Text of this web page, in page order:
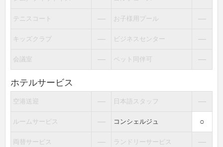
テニスコート ― お子様用プール ―
キッズクラブ ― ビジネスセンター ―
会議室 ― ペット同伴可 ―
ホテルサービス
空港送迎 ― 日本語スタッフ ―
ルームサービス ― コンシェルジュ ○
両替サービス ― ランドリーサービス ―